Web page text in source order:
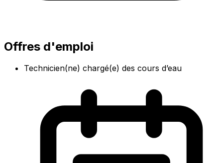
Offres d'emploi
Technicien(ne) chargé(e) des cours d’eau